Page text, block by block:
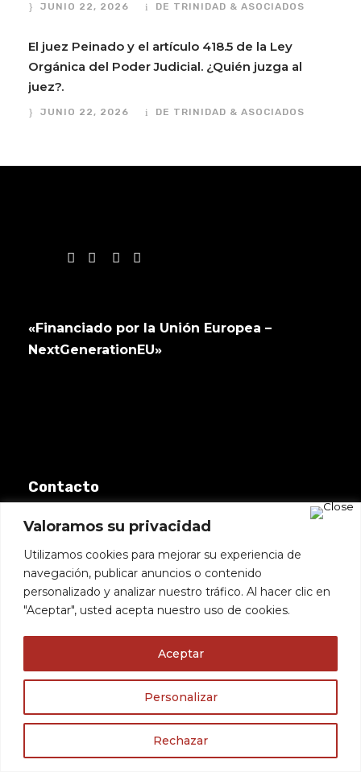
Valoramos su privacidad
Utilizamos cookies para mejorar su experiencia de
navegación, publicar anuncios o contenido
personalizado y analizar nuestro tráfico. Al hacer clic en
"Aceptar", usted acepta nuestro uso de cookies.
Personalizar
Rechazar
Aceptar
JUNIO 22, 2026 DE TRINIDAD & ASOCIADOS
El juez Peinado y el artículo 418.5 de la Ley
Orgánica del Poder Judicial. ¿Quién juzga al
juez?.
JUNIO 22, 2026 DE TRINIDAD & ASOCIADOS
«Financiado por la Unión Europea –
NextGenerationEU»
Contacto
Av. de la Buhaira, 10
8Acc. Planta 1ª, 4-6
41018, Sevilla
(+34) 954 86 95 61
info@detrinidadyasociados.com
Nuestras áreas
Derecho Civil
Utilizamos cookies para ofrecerte la mejor experiencia en
Puedes aprender más sobre qué cookies utilizamos o
desactivarlas en losajustes.